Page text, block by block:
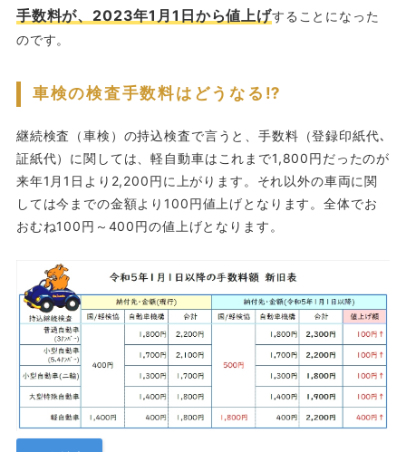
手数料が、2023年1月1日から値上げすることになった
のです。
車検の検査手数料はどうなる⁉
継続検査（車検）の持込検査で言うと、手数料（登録印紙代､
証紙代）に関しては、軽自動車はこれまで1,800円だったのが
来年1月1日より2,200円に上がります。それ以外の車両に関
しては今までの金額より100円値上げとなります。全体でお
おむね100円～400円の値上げとなります。